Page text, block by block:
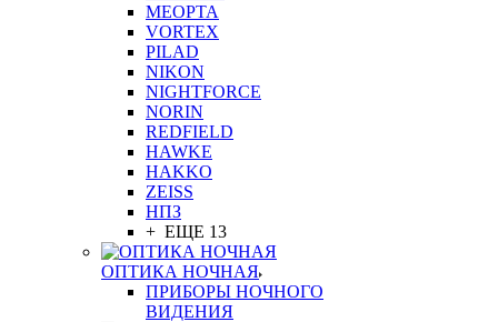
MEOPTA
VORTEX
PILAD
NIKON
NIGHTFORCE
NORIN
REDFIELD
HAWKE
HAKKO
ZEISS
НПЗ
+ ЕЩЕ 13
ОПТИКА НОЧНАЯ
ПРИБОРЫ НОЧНОГО
ВИДЕНИЯ